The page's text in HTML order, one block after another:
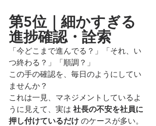
第5位｜細かすぎる
進捗確認・詮索
「今どこまで進んでる？」「それ、い
つ終わる？」「順調？」
この手の確認を、毎日のようにしてい
ませんか？
これは一見、マネジメントしているよ
うに見えて、実は 社長の不安を社員に
押し付けているだけ のケースが多い。